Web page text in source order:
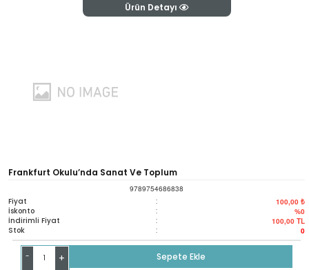
Ürün Detayı
Frankfurt Okulu’nda Sanat Ve Toplum
9789754686838
Fiyat : 100,00 ₺
İskonto : %0
İndirimli Fiyat : 100,00 TL
Stok : 0
- +
Sepete Ekle